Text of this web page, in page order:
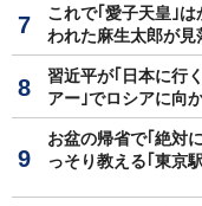
これで｢愛子天皇｣
われた麻生太郎が
習近平が｢日本に行
アー｣でロシアに向
お盆の帰省で｢絶対
っそり教える｢東京